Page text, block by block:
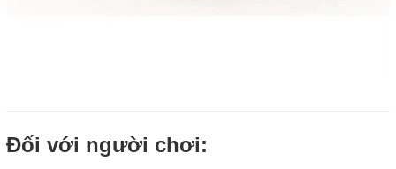
Đối với người chơi: